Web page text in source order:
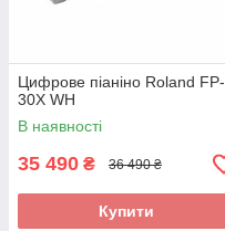
Цифрове піаніно Roland FP-
30X WH
В наявності
35 490 ₴ 36 490 ₴
Купити